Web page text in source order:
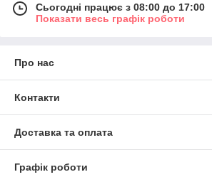
Сьогодні працює з 08:00 до 17:00
Показати весь графік роботи
Про нас
Контакти
Доставка та оплата
Графік роботи